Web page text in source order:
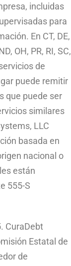
incluidas
para
En CT, DE,
OH, PR, RI, SC,
de
puede remitir
que puede ser
similares
LLC
basada en
nacional o
están
555-S
CuraDebt
Estatal de
de